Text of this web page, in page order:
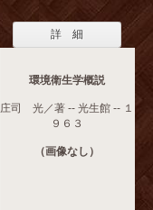
詳 細
環境衛生学概説
庄司 光／著 -- 光生館 -- １
９６３
（画像なし）